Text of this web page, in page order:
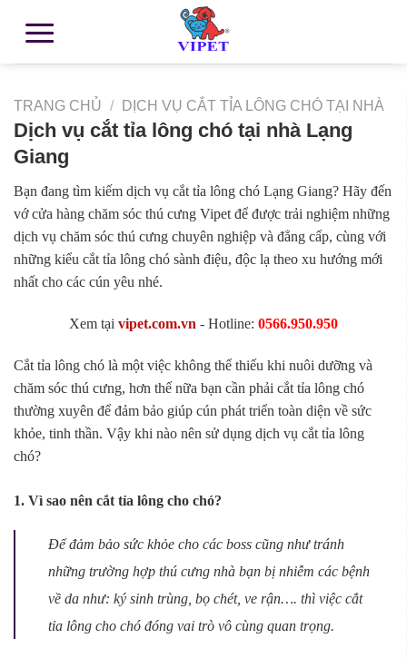
TRANG CHỦ / DỊCH VỤ CẮT TỈA LÔNG CHÓ TẠI NHÀ
Dịch vụ cắt tỉa lông chó tại nhà Lạng
Giang
Bạn đang tìm kiếm dịch vụ cắt tỉa lông chó Lạng Giang? Hãy đến
vớ cửa hàng chăm sóc thú cưng Vipet để được trải nghiệm những
dịch vụ chăm sóc thú cưng chuyên nghiệp và đẳng cấp, cùng với
những kiểu cắt tỉa lông chó sành điệu, độc lạ theo xu hướng mới
nhất cho các cún yêu nhé.
Xem tại vipet.com.vn - Hotline: 0566.950.950
Cắt tỉa lông chó là một việc không thể thiếu khi nuôi dưỡng và
chăm sóc thú cưng, hơn thế nữa bạn cần phải cắt tỉa lông chó
thường xuyên để đảm bảo giúp cún phát triển toàn diện về sức
khỏe, tinh thần. Vậy khi nào nên sử dụng dịch vụ cắt tỉa lông
chó?
1. Vì sao nên cắt tỉa lông cho chó?
Để đảm bảo sức khỏe cho các boss cũng như tránh
những trường hợp thú cưng nhà bạn bị nhiễm các bệnh
về da như: ký sinh trùng, bọ chét, ve rận…. thì việc cắt
tỉa lông cho chó đóng vai trò vô cùng quan trọng.